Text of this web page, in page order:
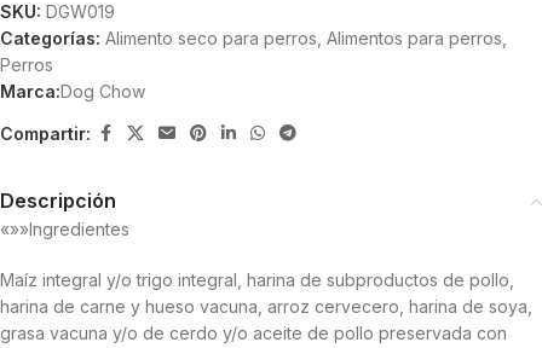
SKU: DGW019
Categorías: Alimento seco para perros Alimentos para perros
Perros
Marca:Dog Chow
Compartir:
Descripción
«»»Ingredientes
Maíz integral y/o trigo integral, harina de subproductos de pollo,
harina de carne y hueso vacuna, arroz cervecero, harina de soya,
grasa vacuna y/o de cerdo y/o aceite de pollo preservada con